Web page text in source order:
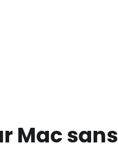
Mac sans